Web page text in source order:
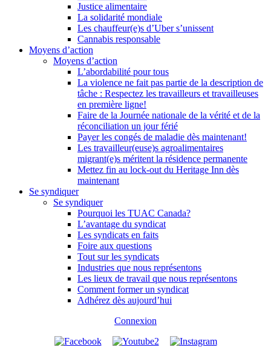
Justice alimentaire
La solidarité mondiale
Les chauffeur(e)s d’Uber s’unissent
Cannabis responsable
Moyens d’action
Moyens d’action
L’abordabilité pour tous
La violence ne fait pas partie de la description de
tâche : Respectez les travailleurs et travailleuses
en première ligne!
Faire de la Journée nationale de la vérité et de la
réconciliation un jour férié
Payer les congés de maladie dès maintenant!
Les travailleur(euse)s agroalimentaires
migrant(e)s méritent la résidence permanente
Mettez fin au lock-out du Heritage Inn dès
maintenant
Se syndiquer
Se syndiquer
Pourquoi les TUAC Canada?
L’avantage du syndicat
Les syndicats en faits
Foire aux questions
Tout sur les syndicats
Industries que nous représentons
Les lieux de travail que nous représentons
Comment former un syndicat
Adhérez dès aujourd’hui
Connexion